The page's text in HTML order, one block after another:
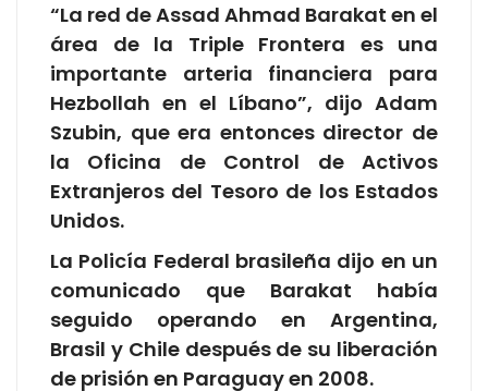
“La red de Assad Ahmad Barakat en el
área de la Triple Frontera es una
importante arteria financiera para
Hezbollah en el Líbano”, dijo Adam
Szubin, que era entonces director de
la Oficina de Control de Activos
Extranjeros del Tesoro de los Estados
Unidos.
La Policía Federal brasileña dijo en un
comunicado que Barakat había
seguido operando en Argentina,
Brasil y Chile después de su liberación
de prisión en Paraguay en 2008.